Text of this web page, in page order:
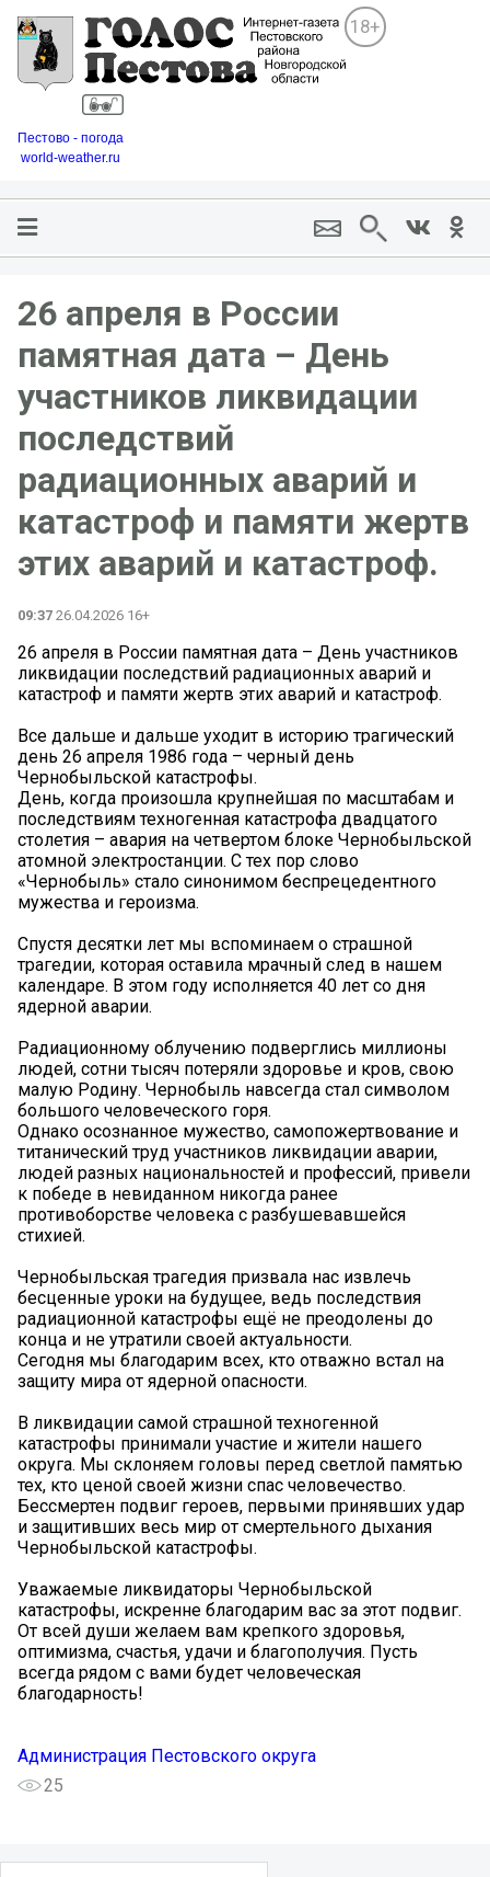
18+
Пестово - погода
world-weather.ru
26 апреля в России
памятная дата – День
участников ликвидации
последствий
радиационных аварий и
катастроф и памяти жертв
этих аварий и катастроф.
09:37 26.04.2026 16+
26 апреля в России памятная дата – День участников
ликвидации последствий радиационных аварий и
катастроф и памяти жертв этих аварий и катастроф.
Все дальше и дальше уходит в историю трагический
день 26 апреля 1986 года – черный день
Чернобыльской катастрофы.
День, когда произошла крупнейшая по масштабам и
последствиям техногенная катастрофа двадцатого
столетия – авария на четвертом блоке Чернобыльской
атомной электростанции. С тех пор слово
«Чернобыль» стало синонимом беспрецедентного
мужества и героизма.
Спустя десятки лет мы вспоминаем о страшной
трагедии, которая оставила мрачный след в нашем
календаре. В этом году исполняется 40 лет со дня
ядерной аварии.
Радиационному облучению подверглись миллионы
людей, сотни тысяч потеряли здоровье и кров, свою
малую Родину. Чернобыль навсегда стал символом
большого человеческого горя.
Однако осознанное мужество, самопожертвование и
титанический труд участников ликвидации аварии,
людей разных национальностей и профессий, привели
к победе в невиданном никогда ранее
противоборстве человека с разбушевавшейся
стихией.
Чернобыльская трагедия призвала нас извлечь
бесценные уроки на будущее, ведь последствия
радиационной катастрофы ещё не преодолены до
конца и не утратили своей актуальности.
Сегодня мы благодарим всех, кто отважно встал на
защиту мира от ядерной опасности.
В ликвидации самой страшной техногенной
катастрофы принимали участие и жители нашего
округа. Мы склоняем головы перед светлой памятью
тех, кто ценой своей жизни спас человечество.
Бессмертен подвиг героев, первыми принявших удар
и защитивших весь мир от смертельного дыхания
Чернобыльской катастрофы.
Уважаемые ликвидаторы Чернобыльской
катастрофы, искренне благодарим вас за этот подвиг.
От всей души желаем вам крепкого здоровья,
оптимизма, счастья, удачи и благополучия. Пусть
всегда рядом с вами будет человеческая
благодарность!
Администрация Пестовского округа
25